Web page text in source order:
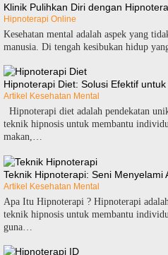
Klinik Pulihkan Diri dengan
Hipnoterapi Online
Kesehatan mental adalah aspek yang
manusia. Di tengah kesibukan hidup
Hipnoterapi Diet: Solusi Efektif
Artikel Kesehatan Mental
Hipnoterapi diet adalah pendekatan
teknik hipnosis untuk membantu
makan,…
Teknik Hipnoterapi: Seni Menyelami
Artikel Kesehatan Mental
Apa Itu Hipnoterapi ? Hipnoterapi
teknik hipnosis untuk membantu
guna…